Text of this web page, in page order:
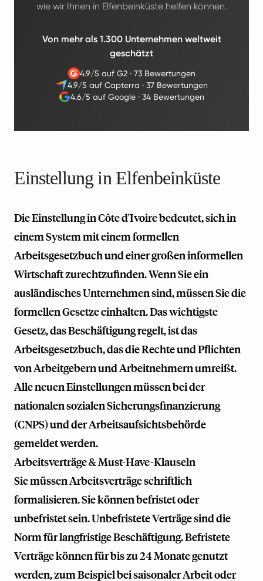
wie wir Ihnen in Elfenbeinküste helfen können.
Von mehr als 1.300 Unternehmen weltweit
geschätzt
4.9/5 auf G2· 73 Bewertungen
4.9/5 auf Capterra · 37 Bewertungen
4.6/5 auf Google ·34 Bewertungen
Einstellung in Elfenbeinküste
Die Einstellung in Côte d'Ivoire bedeutet, sich in
einem System mit einem formellen
Arbeitsgesetzbuch und einer großen informellen
Wirtschaft zurechtzufinden. Wenn Sie ein
ausländisches Unternehmen sind, müssen Sie die
formellen Gesetze einhalten. Das wichtigste
Gesetz, das Beschäftigung regelt, ist das
Arbeitsgesetzbuch, das die Rechte und Pflichten
von Arbeitgebern und Arbeitnehmern umreißt.
Alle neuen Einstellungen müssen bei der
nationalen sozialen Sicherungsfinanzierung
(CNPS) und der Arbeitsaufsichtsbehörde
gemeldet werden.
Arbeitsverträge & Must-Have-Klauseln
Sie müssen Arbeitsverträge schriftlich
formalisieren. Sie können befristet oder
unbefristet sein. Unbefristete Verträge sind die
Norm für langfristige Beschäftigung. Befristete
Verträge können für bis zu 24 Monate genutzt
werden, zum Beispiel bei saisonaler Arbeit oder